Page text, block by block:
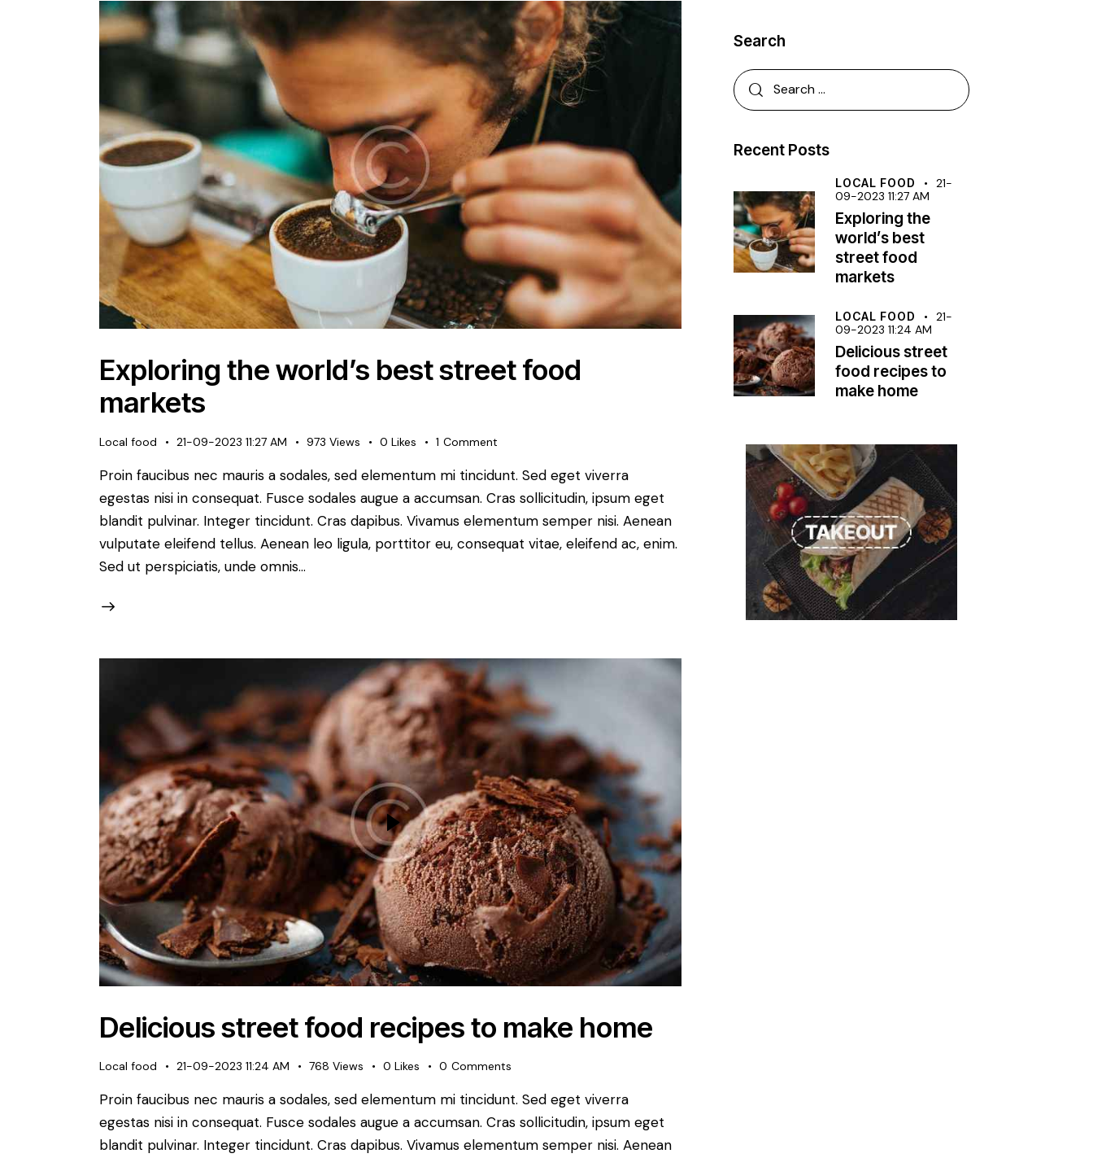
Exploring the world’s best street food
markets
Local food 21-09-2023 11:27 AM 973 Views 0 Likes 1 Comment
Proin faucibus nec mauris a sodales, sed elementum mi tincidunt. Sed eget viverra
egestas nisi in consequat. Fusce sodales augue a accumsan. Cras sollicitudin, ipsum eget
blandit pulvinar. Integer tincidunt. Cras dapibus. Vivamus elementum semper nisi. Aenean
vulputate eleifend tellus. Aenean leo ligula, porttitor eu, consequat vitae, eleifend ac, enim.
Sed ut perspiciatis, unde omnis…
Delicious street food recipes to make home
Local food 21-09-2023 11:24 AM 768 Views 0 Likes 0 Comments
Proin faucibus nec mauris a sodales, sed elementum mi tincidunt. Sed eget viverra
egestas nisi in consequat. Fusce sodales augue a accumsan. Cras sollicitudin, ipsum eget
blandit pulvinar. Integer tincidunt. Cras dapibus. Vivamus elementum semper nisi. Aenean
Search
Recent Posts
LOCAL FOOD
21-
09-2023 11:27 AM
Exploring the
world’s best
street food
markets
LOCAL FOOD
21-
09-2023 11:24 AM
Delicious street
food recipes to
make home